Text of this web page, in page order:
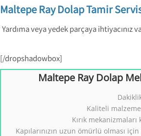
Maltepe Ray Dolap Tamir
Yardıma veya yedek parçaya ihtiyacınız
[/dropshadowbox]
Maltepe Ray Dolap
Kaliteli malzeme
Kırık
Kapılarınızın uzun ömürlü olması
Ray Dolap
Tezcan
0554 858